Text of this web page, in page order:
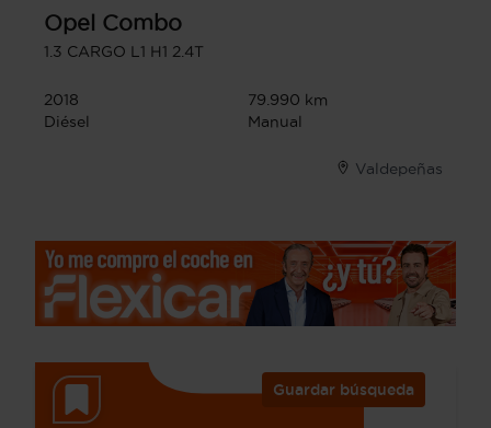
Opel Combo
1.3 CARGO L1 H1 2.4T
2018
79.990 km
Diésel
Manual
Valdepeñas
Guardar búsqueda